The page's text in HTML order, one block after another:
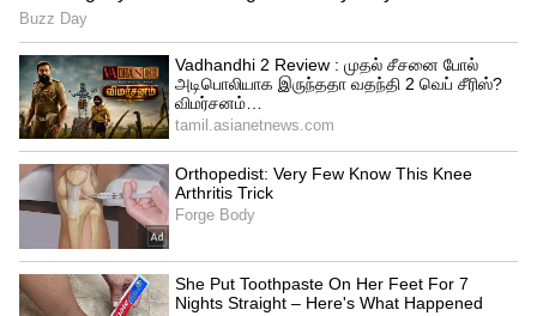
Image Credit :Toyota
டொயோட்டா அர்பன் க்ரூஸர் ஹைரைடர்
மாருதி-டொயோட்டா கூட்டணியில்
உருவான மற்றொரு ஹைப்ரிட் SUV தான்
டொயோட்டா அர்பன் க்ரூஸர் ஹைரைடர்.
இதுவும் அதே 1.5 லிட்டர் ஹைப்ரிட்